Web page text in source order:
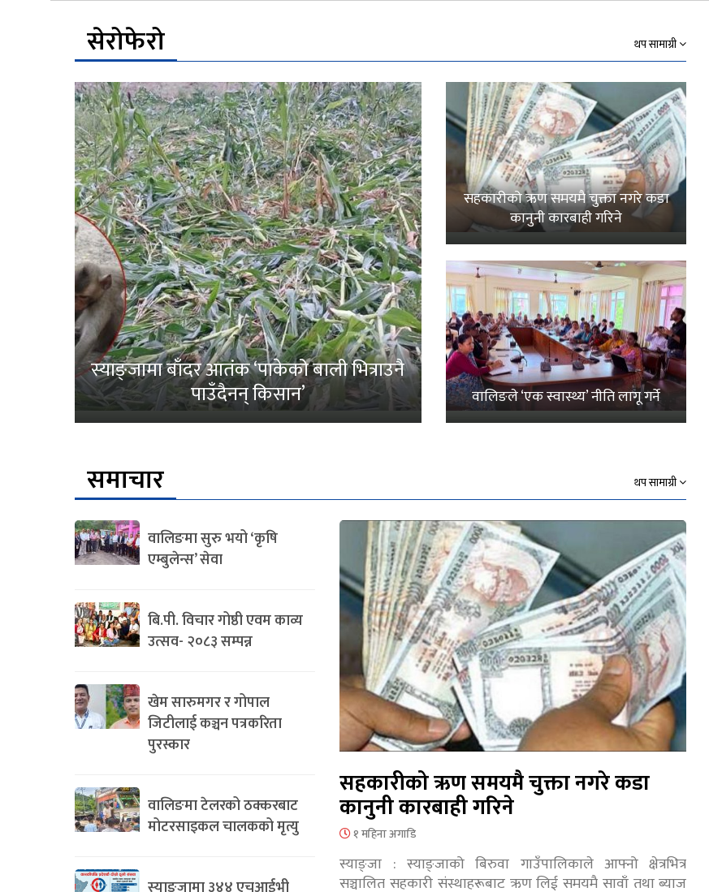
सेरोफेरो
थप सामाग्री
स्याङ्जामा बाँदर आतंक ‘पाकेको बाली भित्राउनै
पाउँदैनन् किसान’
सहकारीको ऋण समयमै चुक्ता नगरे कडा
कानुनी कारबाही गरिने
वालिङले ‘एक स्वास्थ्य’ नीति लागू गर्ने
समाचार थप सामाग्री
वालिङमा सुरु भयो ‘कृषि
एम्बुलेन्स’ सेवा
बि.पी. विचार गोष्ठी एवम काव्य
उत्सव- २०८३ सम्पन्न
खेम सारुमगर र गोपाल
जिटीलाई कञ्चन पत्रकरिता
पुरस्कार
वालिङमा टेलरको ठक्करबाट
मोटरसाइकल चालकको मृत्यु
सहकारीको ऋण समयमै चुक्ता नगरे कडा
कानुनी कारबाही गरिने
१ महिना अगाडि
स्याङ्जा : स्याङ्जाको बिरुवा गाउँपालिकाले आफ्नो क्षेत्रभित्र
सञ्चालित सहकारी संस्थाहरूबाट ऋण लिई समयमै सावाँ तथा ब्याज